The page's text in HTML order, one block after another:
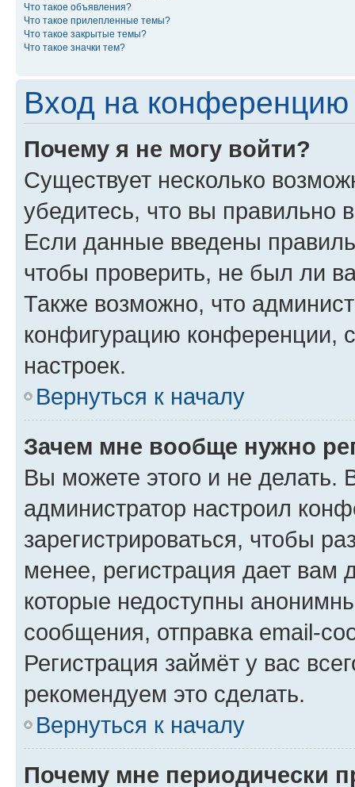
Что такое объявления?
Что такое прилепленные темы?
Что такое закрытые темы?
Что такое значки тем?
Вход на конференцию
Почему я не могу войти?
Существует несколько
убедитесь, что вы правильно
Если данные введены
чтобы проверить, не был ли
Также возможно, что
конфигурацию конференции,
настроек.
Вернуться к началу
Зачем мне вообще нужно
Вы можете этого и не делать.
администратор настроил
зарегистрироваться, чтобы
менее, регистрация дает вам
которые недоступны
сообщения, отправка email-
Регистрация займёт у вас
рекомендуем это сделать.
Вернуться к началу
Почему мне периодически